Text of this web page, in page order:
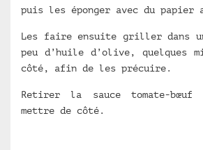
puis les éponger avec du papier
Les faire ensuite griller dans
peu d’huile d’olive, quelques
côté, afin de les précuire.
Retirer la sauce tomate-
mettre de côté.